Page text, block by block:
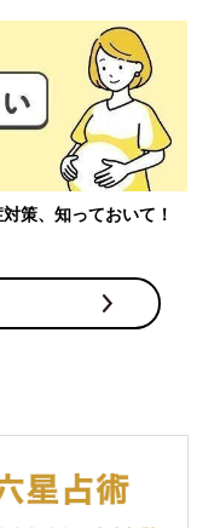
策、知っておいて！